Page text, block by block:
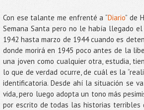
Con ese talante me enfrenté a “Diario” de
Semana Santa pero no le había llegado
1942 hasta marzo de 1944 cuando es
donde morirá en 1945 poco antes de la
una joven como cualquier otra, estudia,
lo que de verdad ocurre, de cuál es la
identificatoria. Desde ahí la situación se
vida, pero luego adopta un tono más
por escrito de todas las historias terribles